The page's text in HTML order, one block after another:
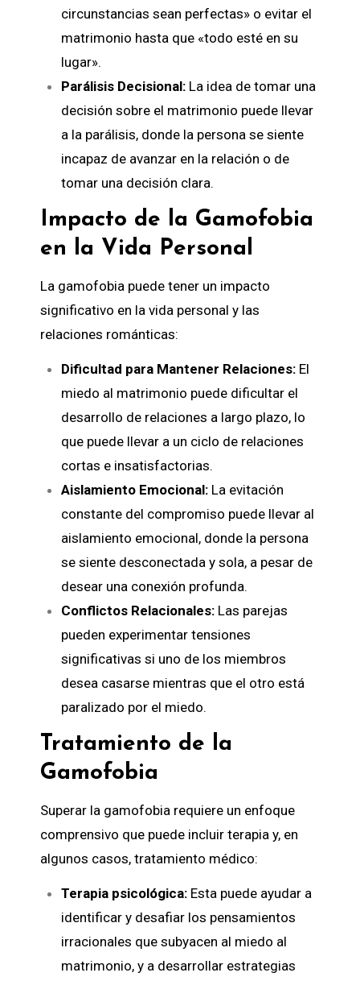
circunstancias sean perfectas» o evitar el
matrimonio hasta que «todo esté en su
lugar».
Parálisis Decisional: La idea de tomar una
decisión sobre el matrimonio puede llevar
a la parálisis, donde la persona se siente
incapaz de avanzar en la relación o de
tomar una decisión clara.
Impacto de la Gamofobia
en la Vida Personal
La gamofobia puede tener un impacto
significativo en la vida personal y las
relaciones románticas:
Dificultad para Mantener Relaciones: El
miedo al matrimonio puede dificultar el
desarrollo de relaciones a largo plazo, lo
que puede llevar a un ciclo de relaciones
cortas e insatisfactorias.
Aislamiento Emocional: La evitación
constante del compromiso puede llevar al
aislamiento emocional, donde la persona
se siente desconectada y sola, a pesar de
desear una conexión profunda.
Conflictos Relacionales: Las parejas
pueden experimentar tensiones
significativas si uno de los miembros
desea casarse mientras que el otro está
paralizado por el miedo.
Tratamiento de la
Gamofobia
Superar la gamofobia requiere un enfoque
comprensivo que puede incluir terapia y, en
algunos casos, tratamiento médico:
Terapia psicológica: Esta puede ayudar a
identificar y desafiar los pensamientos
irracionales que subyacen al miedo al
matrimonio, y a desarrollar estrategias